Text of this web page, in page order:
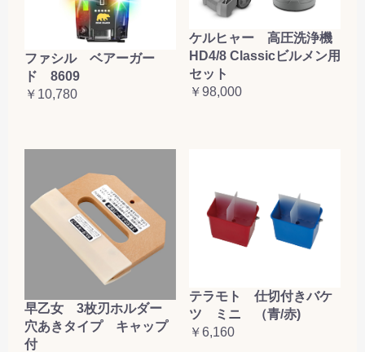
ファシル ベアーガー
ド 8609
￥10,780
ケルヒャー 高圧洗浄機
HD4/8 Classicビルメン用
セット
￥98,000
早乙女 3枚刃ホルダー
穴あきタイプ キャップ
付
テラモト 仕切付きバケ
ツ ミニ （青/赤)
￥6,160